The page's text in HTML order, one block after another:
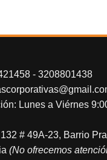
- 3208801438
Lunes a Viérnes
# 49A-23, Barrio
(No ofrecemos